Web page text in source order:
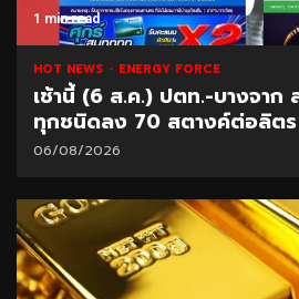
1 min read
HOT NEWS ENERGY FORCE
เช้านี้ (6 ส.ค.) ปตท.-บางจาก
ทุกชนิดลง 70 สตางค์ต่อลิตร
06/08/2026